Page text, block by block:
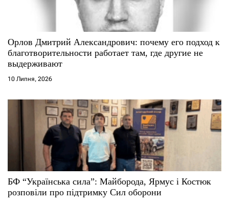
Орлов Дмитрий Александрович: почему его подход к
благотворительности работает там, где другие не
выдерживают
10 Липня, 2026
БФ “Українська сила”: Майборода, Ярмус і Костюк
розповіли про підтримку Сил оборони